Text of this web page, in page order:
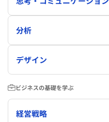
分析
デザイン
ビジネスの基礎を学ぶ
経営戦略